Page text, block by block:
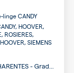
CANDY
HOOVER,
ROSIERES,
SIEMENS
- Grade